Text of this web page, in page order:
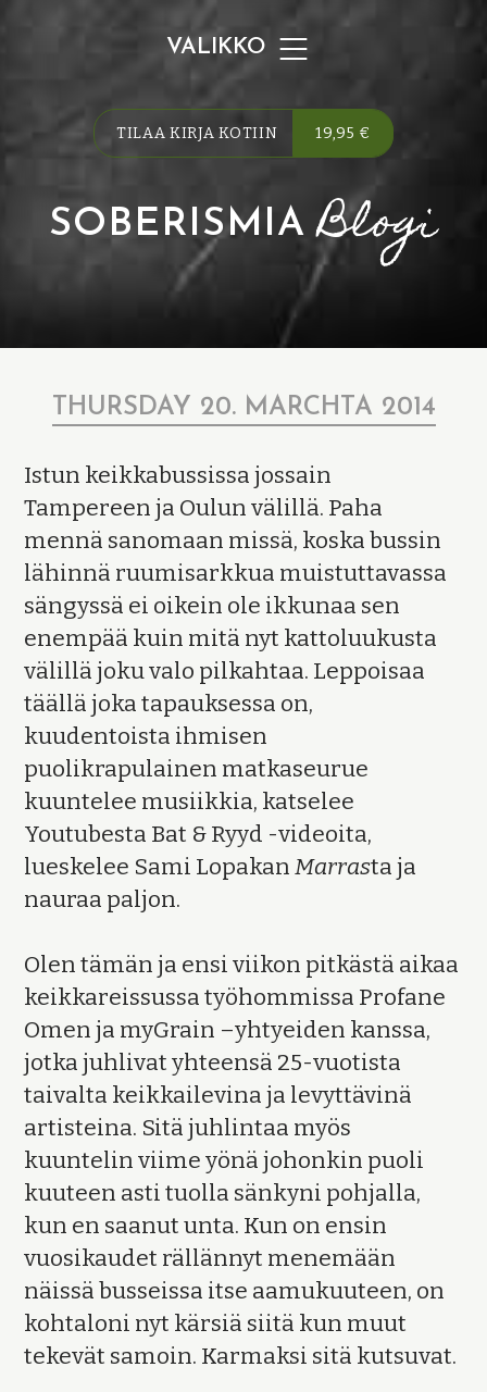
VALIKKO
TILAA KIRJA KOTIIN 19,95 €
SOBERISMIABlogi
THURSDAY 20. MARCHTA 2014
Istun keikkabussissa jossain
Tampereen ja Oulun välillä. Paha
mennä sanomaan missä, koska bussin
lähinnä ruumisarkkua muistuttavassa
sängyssä ei oikein ole ikkunaa sen
enempää kuin mitä nyt kattoluukusta
välillä joku valo pilkahtaa. Leppoisaa
täällä joka tapauksessa on,
kuudentoista ihmisen
puolikrapulainen matkaseurue
kuuntelee musiikkia, katselee
Youtubesta Bat & Ryyd -videoita,
lueskelee Sami LopakanMarrasta ja
nauraa paljon.
Olen tämän ja ensi viikon pitkästä aikaa
keikkareissussa työhommissa Profane
Omen ja myGrain –yhtyeiden kanssa,
jotka juhlivat yhteensä 25-vuotista
taivalta keikkailevina ja levyttävinä
artisteina. Sitä juhlintaa myös
kuuntelin viime yönä johonkin puoli
kuuteen asti tuolla sänkyni pohjalla,
kun en saanut unta. Kun on ensin
vuosikaudet rällännyt menemään
näissä busseissa itse aamukuuteen, on
kohtaloni nyt kärsiä siitä kun muut
tekevät samoin. Karmaksi sitä kutsuvat.